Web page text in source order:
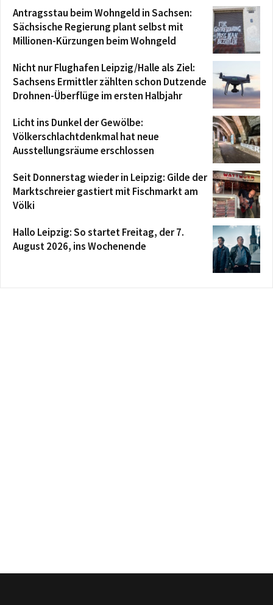
Antragsstau beim Wohngeld in Sachsen:
Sächsische Regierung plant selbst mit
Millionen-Kürzungen beim Wohngeld
Nicht nur Flughafen Leipzig/Halle als Ziel:
Sachsens Ermittler zählten schon Dutzende
Drohnen-Überflüge im ersten Halbjahr
Licht ins Dunkel der Gewölbe:
Völkerschlachtdenkmal hat neue
Ausstellungsräume erschlossen
Seit Donnerstag wieder in Leipzig: Gilde der
Marktschreier gastiert mit Fischmarkt am
Völki
Hallo Leipzig: So startet Freitag, der 7.
August 2026, ins Wochenende